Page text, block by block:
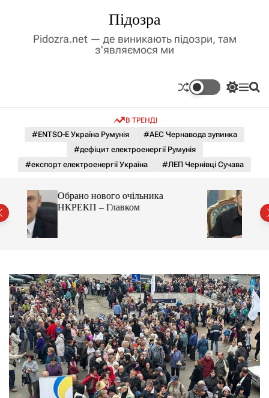
Підозра
Pidozra.net — де виникають підозри, там
з'являємося ми
П
м
и
а
о
л
ь
о
р
г
о
р
е
ж
и
м
у
М П
В ТРЕНДІ
#ENTSO-E Україна Румунія
#АЕС Чернавода зупинка
#дефіцит електроенергії Румунія
#експорт електроенергії Україна
#ЛЕП Чернівці Сучава
Підготовка до зими. Зеленський
провів засідання РНБО